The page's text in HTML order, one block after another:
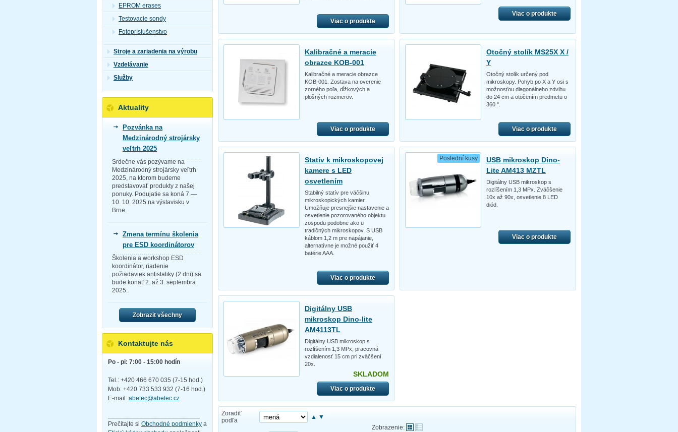
Viac o produkte
Viac o produkte
Kalibračné a meracie
obrazce KOB-001
Kalibračné a meracie obrazce
KOB-001. Zostava na overenie
zorného poľa, dĺžkových a
plošných rozmerov.
Viac o produkte
Otočný stolík MS25X X /
Y
Otočný stolík určený pod
mikroskopy. Pohyb po X a Y osi s
možnosťou diagonálneho zdvihu
do 24 cm a otočením predmetu o
360 °.
Viac o produkte
Statív k mikroskopovej
kamere s LED
osvetlením
Stabilný statív pre väčšinu
mikroskopických kamier.
Umožňuje presnejšie nastavenie a
osvetlenie pozorovaného objektu
zospodu podobne ako u
tradičných mikroskopov. S USB
káblom 1,2 m pre napájanie,
alternatívne je možné použiť 4
batérie AAA.
Viac o produkte
Poslední kusy
USB mikroskop Dino-
Lite AM413 MZTL
Digitálny USB mikroskop s
rozlíšením 1,3 MPx. Zväčšenie
10x až 90x, osvetlenie 8 LED
diód.
Viac o produkte
Digitálny USB
mikroskop Dino-lite
AM4113TL
Digitálny USB mikroskop s
rozlíšením 1,3 MPx, pracovná
vzdialenosť 15 cm pri zväčšení
20x.
SKLADOM
Viac o produkte
Zoradiť
podľa
▲ ▼
Zobrazenie:
EPROM erases
Testovacie sondy
Fotopríslušenstvo
Stroje a zariadenia na výrobu
Vzdelávanie
Služby
Aktuality
Pozvánka na
Medzinárodný strojársky
veľtrh 2025
Srdečne vás pozývame na
Medzinárodný strojársky veľtrh
2025, na ktorom budeme
predstavovať produkty z našej
ponuky. Podujatie sa koná 7.—
10. 10. 2025 na výstavisku v
Brne.
Zmena termínu školenia
pre ESD koordinátorov
Školenia a workshop ESD
koordinátor, riadenie
požiadaviek antistatiky (2 dni) sa
bude konať 2. až 3. septembra
2025.
Zobrazit všechny
Kontaktujte nás
Po - pi: 7:00 - 15:00 hodín
Tel.: +420 466 670 035 (7-15 hod.)
Mob: +420 733 533 932 (7-16 hod.)
E-mail: abetec@abetec.cz
Prečítajte si Obchodné podmienky a